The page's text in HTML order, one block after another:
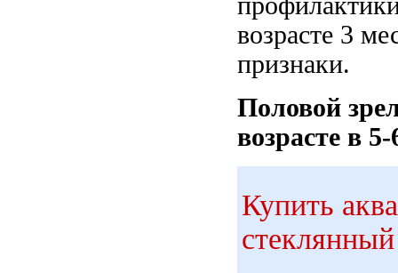
возрасте 3
признаки.
Половой
возрасте в
Купить